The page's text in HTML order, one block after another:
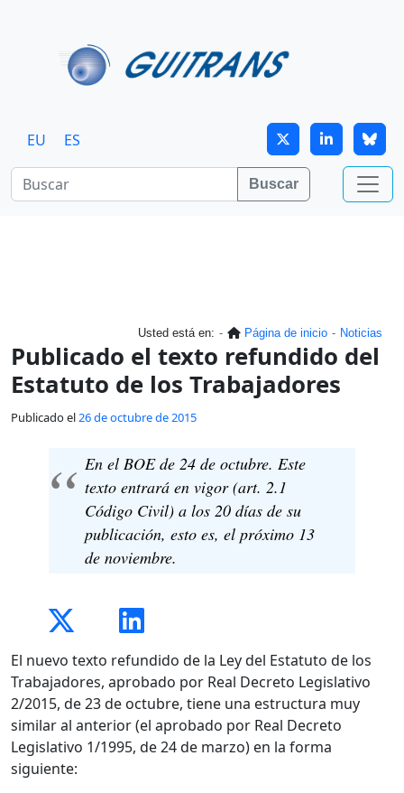
EU ES
Buscar
Usted está en: Página de inicio Noticias
Publicado el texto refundido del
Estatuto de los Trabajadores
Publicado el26 de octubre de 2015
En el BOE de 24 de octubre. Este
texto entrará en vigor (art. 2.1
Código Civil) a los 20 días de su
publicación, esto es, el próximo 13
de noviembre.
El nuevo texto refundido de la Ley del Estatuto de los
Trabajadores, aprobado por Real Decreto Legislativo
2/2015, de 23 de octubre, tiene una estructura muy
similar al anterior (el aprobado por Real Decreto
Legislativo 1/1995, de 24 de marzo) en la forma
siguiente: